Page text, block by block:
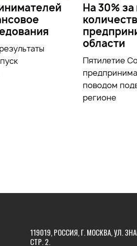
На 30%
области
Пятилетие
поводом
регионе
119019, РОССИЯ, Г. МОСКВА, УЛ.
СТР. 2.